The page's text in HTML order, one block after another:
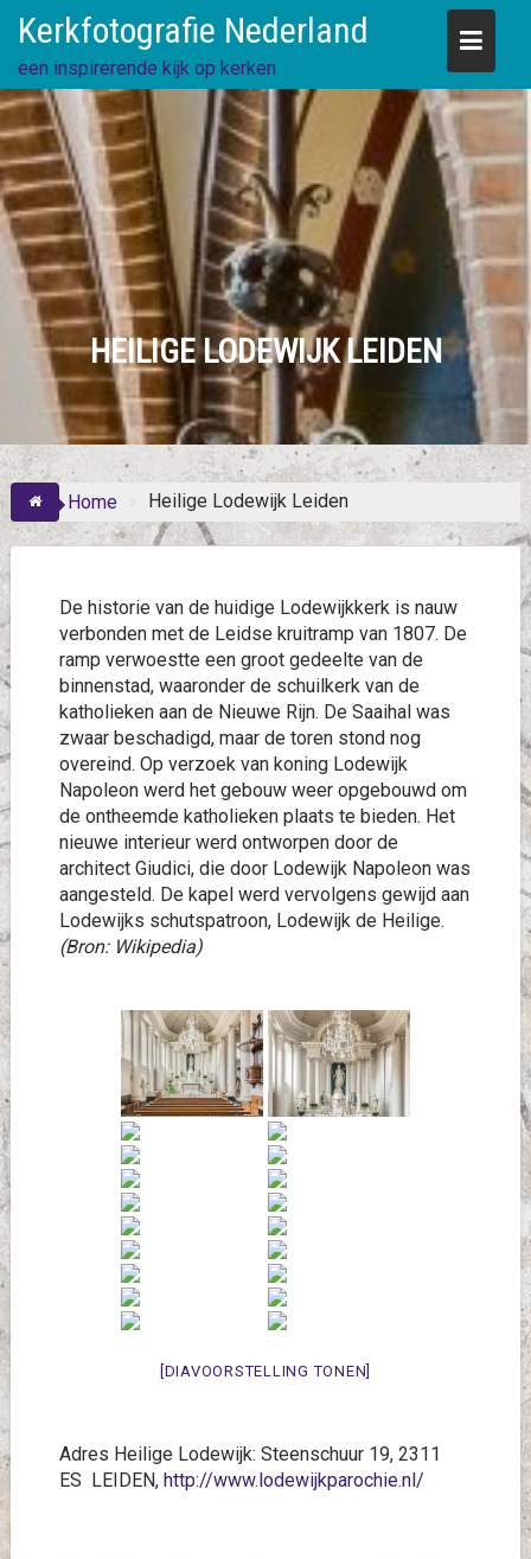
content
Kerkfotografie Nederland
een inspirerende kijk op kerken
HEILIGE LODEWIJK LEIDEN
Home Heilige Lodewijk Leiden
De historie van de huidige Lodewijkkerk is nauw
verbonden met de Leidse kruitramp van 1807. De
ramp verwoestte een groot gedeelte van de
binnenstad, waaronder de schuilkerk van de
katholieken aan de Nieuwe Rijn. De Saaihal was
zwaar beschadigd, maar de toren stond nog
overeind. Op verzoek van koning Lodewijk
Napoleon werd het gebouw weer opgebouwd om
de ontheemde katholieken plaats te bieden. Het
nieuwe interieur werd ontworpen door de
architect Giudici, die door Lodewijk Napoleon was
aangesteld. De kapel werd vervolgens gewijd aan
Lodewijks schutspatroon, Lodewijk de Heilige.
(Bron: Wikipedia)
[DIAVOORSTELLING TONEN]
Adres Heilige Lodewijk: Steenschuur 19, 2311
ES LEIDEN,http://www.lodewijkparochie.nl/